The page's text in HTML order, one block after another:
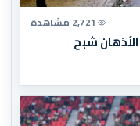
2,721 مشاهدة
شبح